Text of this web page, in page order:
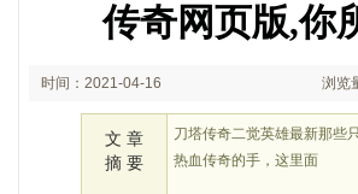
传奇网页版,你
时间：2021-04-16 浏览
文 章
摘 要
刀塔传奇二觉英雄最新那些
热血传奇的手，这里面